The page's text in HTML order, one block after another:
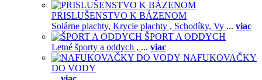
PRISLUŠENSTVO K BÁZENOM
Solárne plachty, Krycie plachty , Schodíky, Vy ... viac
ŠPORT A ODDYCH
Letné športy a oddych , ... viac
NAFUKOVAČKY
DO VODY